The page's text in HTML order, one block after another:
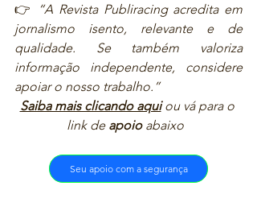
👉
“A Revista Publiracing acredita em
jornalismo isento, relevante e de
qualidade. Se também valoriza
informação independente, considere
apoiar o nosso trabalho.”
Saiba mais clicando aqui ou vá para o
link de apoio abaixo
Seu apoio com a segurança